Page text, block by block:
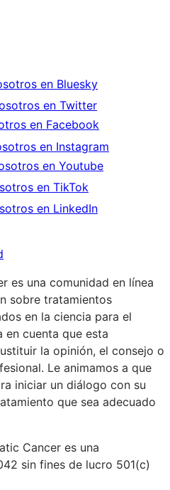
en Bluesky
en Twitter
en Facebook
en Instagram
en Youtube
en TikTok
en LinkedIn
es una comunidad en línea
sobre tratamientos
en la ciencia para el
en cuenta que esta
la opinión, el consejo o
Le animamos a que
iniciar un diálogo con su
que sea adecuado
Cancer es una
sin fines de lucro 501(c)